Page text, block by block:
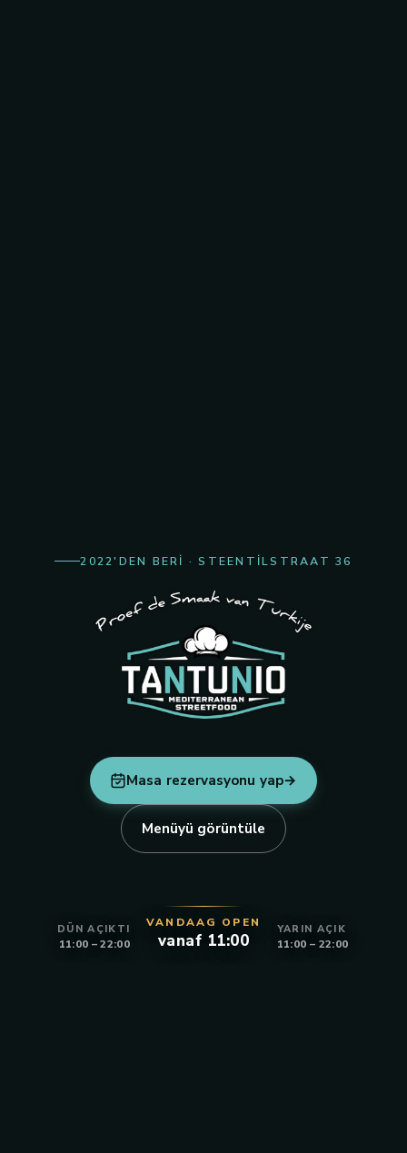
2022'DEN BERI · STEENTILSTRAAT 36
Taze hazırlanmış, cömertçe
Masa rezervasyonu yap→
Menüyü görüntüle
DÜN AÇIKTI
11:00 – 22:00
VANDAAG OPEN
vanaf 11:00
YARIN AÇIK
11:00 – 22:00